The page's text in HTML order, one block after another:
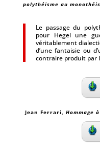
polythéisme au
Le passage du
pour Hegel une
véritablement
d’une fantaisie ou
contraire produit par
Jean Ferrari, Hommage